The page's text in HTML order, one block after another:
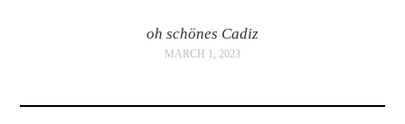
oh schönes Cadiz
MARCH 1, 2023